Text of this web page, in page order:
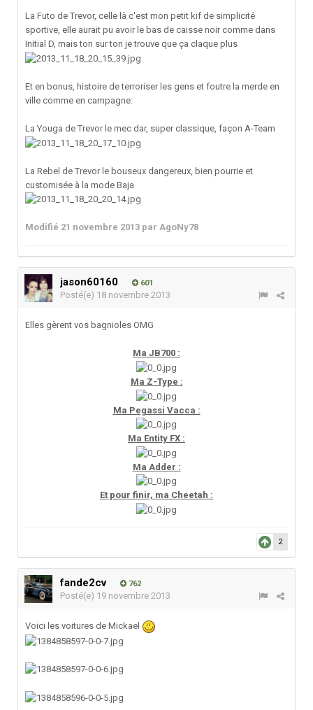
La Futo de Trevor, celle là c'est mon petit kif de simplicité
sportive, elle aurait pu avoir le bas de caisse noir comme dans
Initial D, mais ton sur ton je trouve que ça claque plus
Et en bonus, histoire de terroriser les gens et foutre la merde en
ville comme en campagne:
La Youga de Trevor le mec dar, super classique, façon A-Team
La Rebel de Trevor le bouseux dangereux, bien pourrie et
customisée à la mode Baja
Modifié 21 novembre 2013 par AgoNy78
jason60160 601
Posté(e) 18 novembre 2013
Elles gèrent vos bagnioles OMG
Ma JB700 :
Ma Z-Type :
Ma Pegassi Vacca :
Ma Entity FX :
Ma Adder :
Et pour finir, ma Cheetah :
2
fande2cv 762
Posté(e) 19 novembre 2013
Voici les voitures de Mickael